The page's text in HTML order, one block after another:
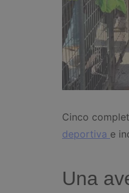
Cinco
deportiva e
Una